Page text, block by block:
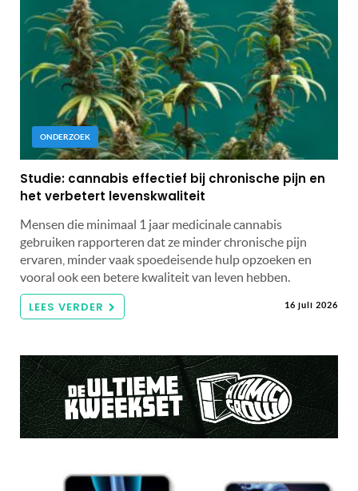
ONDERZOEK
Studie: cannabis effectief bij chronische pijn en
het verbetert levenskwaliteit
Mensen die minimaal 1 jaar medicinale cannabis
gebruiken rapporteren dat ze minder chronische pijn
ervaren, minder vaak spoedeisende hulp opzoeken en
vooral ook een betere kwaliteit van leven hebben.
LEES VERDER 16 juli 2026